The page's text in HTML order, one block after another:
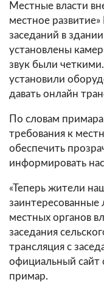
Местные власти
местное
заседаний в
установлены
звук были
установили
давать онлайн
По словам
требования к
обеспечить
информировать
«Теперь жители
заинтересованные
местных органов
заседания
трансляция с
официальный сайт
примар.